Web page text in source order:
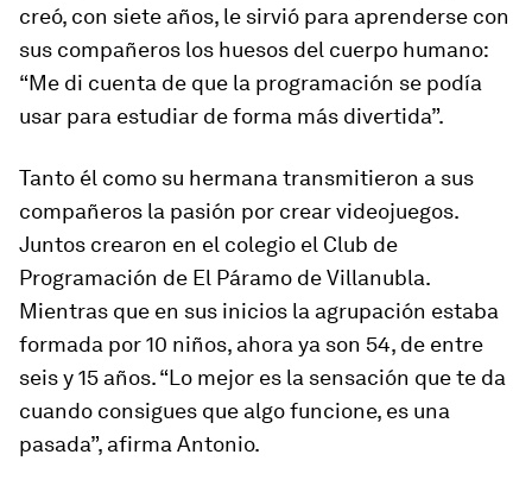
creó, con siete años, le sirvió para aprenderse con
sus compañeros los huesos del cuerpo humano:
“Me di cuenta de que la programación se podía
usar para estudiar de forma más divertida”.
Tanto él como su hermana transmitieron a sus
compañeros la pasión por crear videojuegos.
Juntos crearon en el colegio el Club de
Programación de El Páramo de Villanubla.
Mientras que en sus inicios la agrupación estaba
formada por 10 niños, ahora ya son 54, de entre
seis y 15 años. “Lo mejor es la sensación que te da
cuando consigues que algo funcione, es una
pasada”, afirma Antonio.